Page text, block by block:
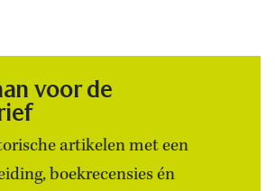
voor de
artikelen met een
boekrecensies én